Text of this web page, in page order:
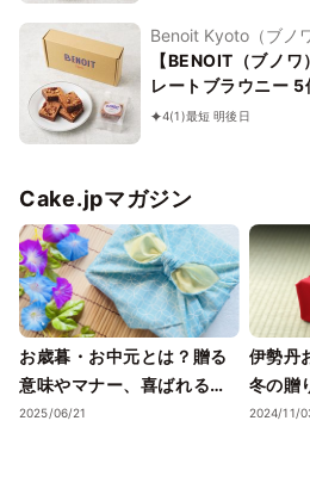
Benoit Kyoto（ブノ
【BENOIT（ブノ
4(1)最短 明後日
Cake.jpマガジン
お歳暮・お中元とは？贈る
意味やマナー、喜ばれるギ
フトのポイントまで徹底解
2025/06/21
伊勢丹
冬の贈
2024/11/